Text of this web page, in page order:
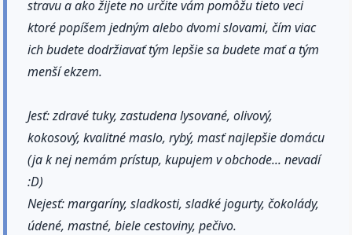
stravu a ako žijete no určite vám pomôžu tieto veci
ktoré popíšem jedným alebo dvomi slovami, čím viac
ich budete dodržiavať tým lepšie sa budete mať a tým
menší ekzem.
Jesť: zdravé tuky, zastudena lysované, olivový,
kokosový, kvalitné maslo, rybý, masť najlepšie domácu
(ja k nej nemám prístup, kupujem v obchode... nevadí
:D)
Nejesť: margaríny, sladkosti, sladké jogurty, čokolády,
údené, mastné, biele cestoviny, pečivo.